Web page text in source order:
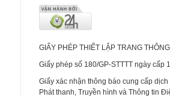
GIẤY PHÉP THIẾT LẬP TRANG
Giấy phép số 180/GP-STTTT ngày cấp
Giấy xác nhận thông báo cung cấp
Phát thanh, Truyền hình và Thông tin